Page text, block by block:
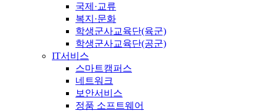
국제·교류
복지·문화
학생군사교육단(육군)
학생군사교육단(공군)
IT서비스
스마트캠퍼스
네트워크
보안서비스
정품 소프트웨어